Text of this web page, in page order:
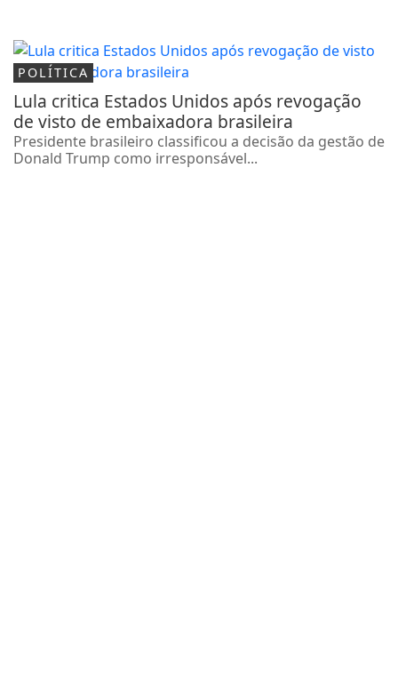
POLÍTICA
Lula critica Estados Unidos após revogação
de visto de embaixadora brasileira
Presidente brasileiro classificou a decisão da gestão de
Donald Trump como irresponsável...